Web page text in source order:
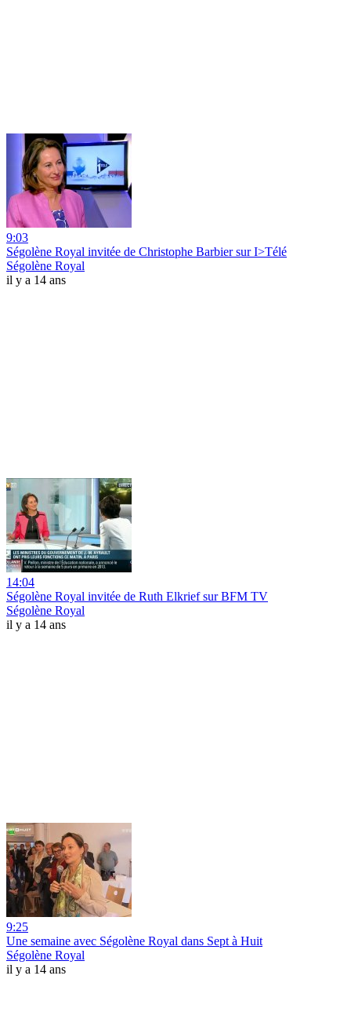
9:03
Ségolène Royal invitée de Christophe Barbier sur I>Télé
Ségolène Royal
il y a 14 ans
14:04
Ségolène Royal invitée de Ruth Elkrief sur BFM TV
Ségolène Royal
il y a 14 ans
9:25
Une semaine avec Ségolène Royal dans Sept à Huit
Ségolène Royal
il y a 14 ans